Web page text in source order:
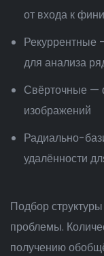
от входа к
Рекуррентные
для анализа
Свёрточные —
изображений
Радиально-
удалённости
Подбор
проблемы.
получению